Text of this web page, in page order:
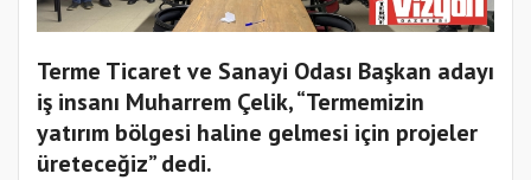
Terme Ticaret ve Sanayi Odası Başkan adayı
iş insanı Muharrem Çelik, “Termemizin
yatırım bölgesi haline gelmesi için projeler
üreteceğiz” dedi.